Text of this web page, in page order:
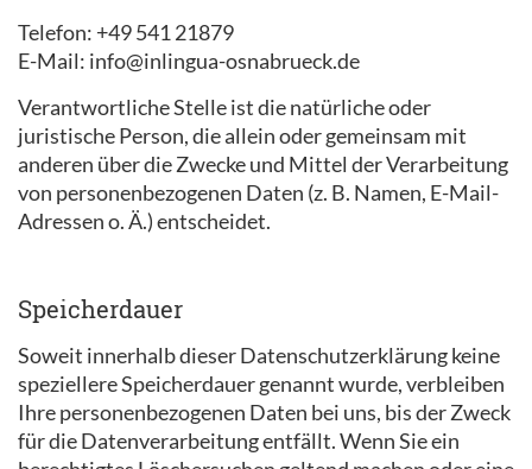
Telefon: +49 541 21879
E-Mail: info@inlingua-osnabrueck.de
Verantwortliche Stelle ist die natürliche oder
juristische Person, die allein oder gemeinsam mit
anderen über die Zwecke und Mittel der Verarbeitung
von personenbezogenen Daten (z. B. Namen, E-Mail-
Adressen o. Ä.) entscheidet.
Speicherdauer
Soweit innerhalb dieser Datenschutzerklärung keine
speziellere Speicherdauer genannt wurde, verbleiben
Ihre personenbezogenen Daten bei uns, bis der Zweck
für die Datenverarbeitung entfällt. Wenn Sie ein